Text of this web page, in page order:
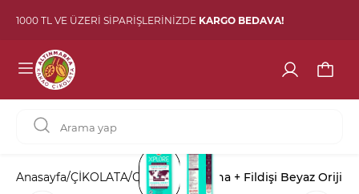
1000 TL VE ÜZERİ SİPARİŞLERİNİZDE KARGO BEDAVA!
Anasayfa/ÇİKOLATA/Orijin Serisi Gana + Fildişi Beyaz